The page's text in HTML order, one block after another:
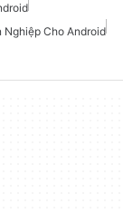
Cho Android